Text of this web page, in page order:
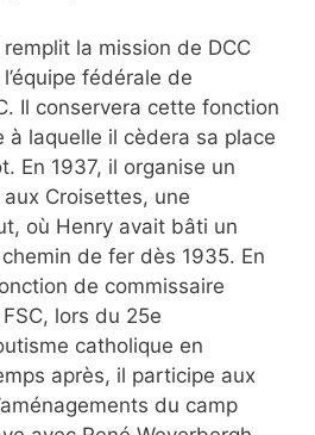
la mission de DCC
fédérale de
Il conservera cette fonction
à laquelle il cèdera sa place
En 1937, il organise un
Croisettes, une
où Henry avait bâti un
de fer dès 1935. En
de commissaire
lors du 25e
catholique en
après, il participe aux
du camp